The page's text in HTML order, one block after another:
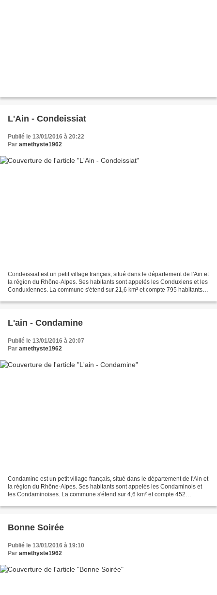
L'Ain - Condeissiat
Publié le 13/01/2016 à 20:22
Par amethyste1962
Condeissiat est un petit village français, situé dans le département de l'Ain et
la région du Rhône-Alpes. Ses habitants sont appelés les Conduxiens et les
Conduxiennes. La commune s'étend sur 21,6 km² et compte 795 habitants
L'ain - Condamine
Publié le 13/01/2016 à 20:07
Par amethyste1962
Condamine est un petit village français, situé dans le département de l'Ain et
la région du Rhône-Alpes. Ses habitants sont appelés les Condaminois et
les Condaminoises. La commune s'étend sur 4,6 km² et compte 452
Bonne Soirée
Publié le 13/01/2016 à 19:10
Par amethyste1962